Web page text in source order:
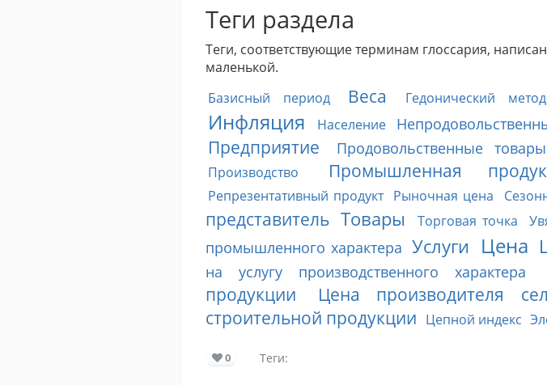
Теги раздела
Теги, соответствующие терминам глоссария,
маленькой.
Базисный период
Веса Гедонический метод
Инфляция Население
Предприятие Продовольственные товары
Производство
Промышленная
Репрезентативный продукт Рыночная цена
представитель Товары Торговая точка
промышленного характера Услуги Цена
на услугу производственного характера
продукции
Цена производителя
строительной продукции Цепной индекс
0 Теги: